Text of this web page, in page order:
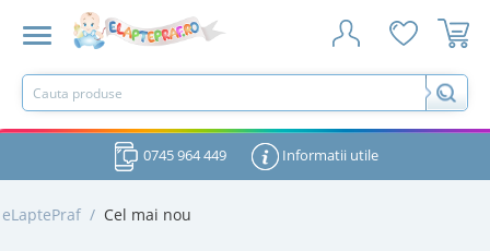
0745 964 449 Informatii utile
eLaptePraf / Cel mai nou